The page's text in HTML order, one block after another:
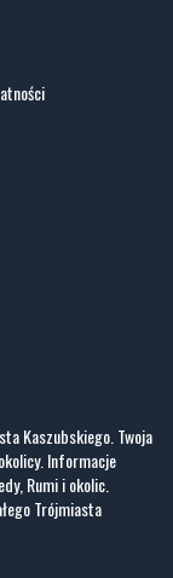
Kaszubskiego. Twoja
Informacje
Rumi i okolic.
Trójmiasta